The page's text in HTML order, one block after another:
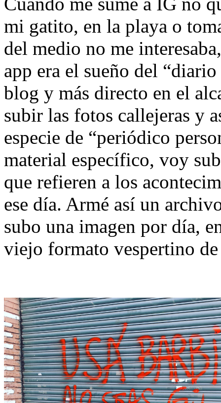
mi gatito, en la playa o
del medio no me
app era el sueño del
blog y más directo en el
subir las fotos callejeras y
especie de “periódico
material específico, voy
que refieren a los
ese día. Armé así un
subo una imagen por día,
viejo formato vespertino